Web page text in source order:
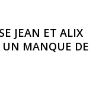
JEAN ET ALIX
UN MANQUE DE